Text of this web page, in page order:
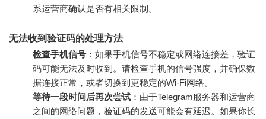
系运营商确认是否有相关限制。
无法收到验证码的处理方法
检查手机信号 ：如果手机信号不稳定或网络连接差，验证
码可能无法及时收到。请检查手机的信号强度，并确保数
据连接正常，或者切换到更稳定的Wi-Fi网络。
等待一段时间后再次尝试 ：由于Telegram服务器和运营商
之间的网络问题，验证码的发送可能会有延迟。如果你长